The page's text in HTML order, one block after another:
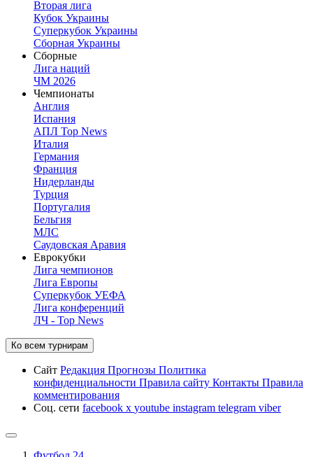
Вторая лига
Кубок Украины
Суперкубок Украины
Сборная Украины
Сборные
Лига наций
ЧМ 2026
Чемпионаты
Англия
Испания
АПЛ Top News
Италия
Германия
Франция
Нидерланды
Турция
Португалия
Бельгия
МЛС
Саудовская Аравия
Еврокубки
Лига чемпионов
Лига Европы
Суперкубок УЕФА
Лига конференций
ЛЧ - Top News
Ко всем турнирам
Сайт Редакция Прогнозы Политика
конфиденциальности Правила сайту Контакты Правила
комментирования
Соц. сети facebook x youtube instagram telegram viber